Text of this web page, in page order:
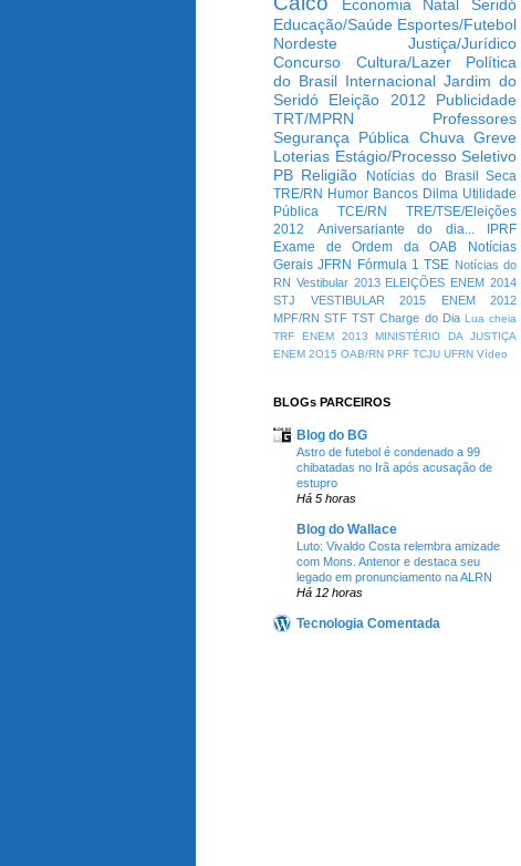
Economia Natal
Seridó
Educação/Saúde Esportes/Futebol
Nordeste
Justiça/Jurídico
Concurso
Cultura/Lazer
Política
do Brasil Internacional Jardim do
Seridó
Eleição 2012
Publicidade
TRT/MPRN
Professores
Segurança Pública Chuva Greve
Loterias Estágio/Processo Seletivo
PB Religião Notícias do Brasil
Seca
TRE/RN Humor Bancos Dilma Utilidade
Pública
TCE/RN
TRE/TSE/Eleições
2012
Aniversariante do dia...
IPRF
Exame de Ordem da OAB
Notícias
Gerais JFRN Fórmula 1 TSE Notícias do
RN Vestibular 2013 ELEIÇÕES ENEM 2014
STJ
VESTIBULAR 2015
ENEM 2012
MPF/RN STF TST Charge do Dia Lua cheia
TRF
ENEM 2013
MINISTÉRIO DA JUSTIÇA
ENEM 2O15 OAB/RN PRF TCJU UFRN Vídeo
BLOGs PARCEIROS
Blog do BG
Astro de futebol é condenado a 99
chibatadas no Irã após acusação de
estupro
Há 5 horas
Blog do Wallace
Luto: Vivaldo Costa relembra amizade
com Mons. Antenor e destaca seu
legado em pronunciamento na ALRN
Há 12 horas
Tecnologia Comentada